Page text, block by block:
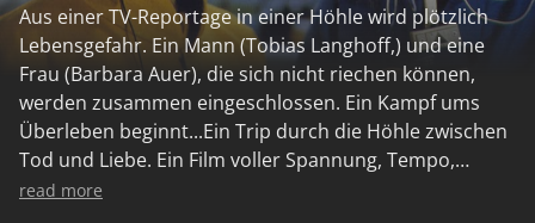
Aus einer TV-Reportage in einer Höhle wird plötzlich
Lebensgefahr. Ein Mann (Tobias Langhoff,) und eine
Frau (Barbara Auer), die sich nicht riechen können,
werden zusammen eingeschlossen. Ein Kampf ums
Überleben beginnt...Ein Trip durch die Höhle zwischen
Tod und Liebe. Ein Film voller Spannung, Tempo,
Gefühl und mit atemberaubend schönen Bildern aus
read more